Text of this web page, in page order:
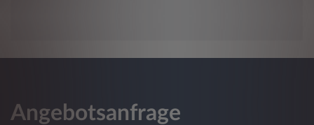
Angebotsanfrage